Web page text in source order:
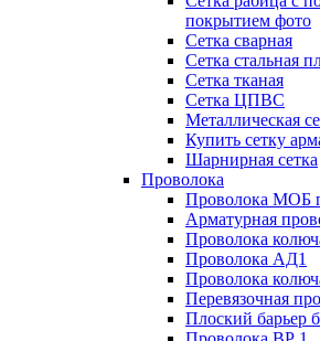
покрытием фото
Сетка сварная
Сетка стальная
Сетка тканая
Сетка ЦПВС
Металлическая
Купить сетку
Шарнирная сетка
Проволока
Проволока МОБ
Арматурная
Проволока
Проволока АД1
Проволока
Перевязочная
Плоский барьер